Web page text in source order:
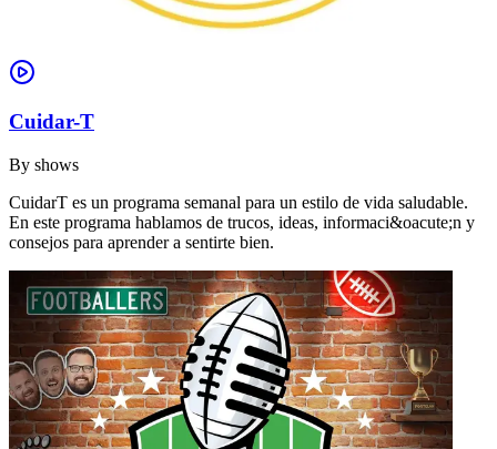
Cuidar-T
By shows
CuidarT es un programa semanal para un estilo de vida saludable.
En este programa hablamos de trucos, ideas, informaci&oacute;n y
consejos para aprender a sentirte bien.